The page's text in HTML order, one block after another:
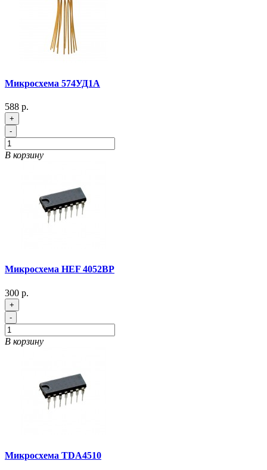
Микросхема 574УД1А
588 р.
+
-
В корзину
Микросхема HEF 4052BP
300 р.
+
-
В корзину
Микросхема TDA4510